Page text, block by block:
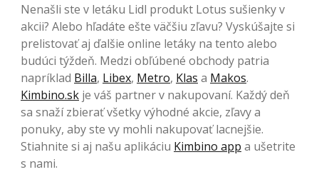
Nenašli ste v letáku Lidl produkt Lotus sušienky v
akcii? Alebo hľadáte ešte väčšiu zľavu? Vyskúšajte si
prelistovať aj ďalšie online letáky na tento alebo
budúci týždeň. Medzi obľúbené obchody patria
napríklad Billa, Libex, Metro, Klas a Makos.
Kimbino.sk je váš partner v nakupovaní. Každý deň
sa snaží zbierať všetky výhodné akcie, zľavy a
ponuky, aby ste vy mohli nakupovať lacnejšie.
Stiahnite si aj našu aplikáciu Kimbino app a ušetrite
s nami.